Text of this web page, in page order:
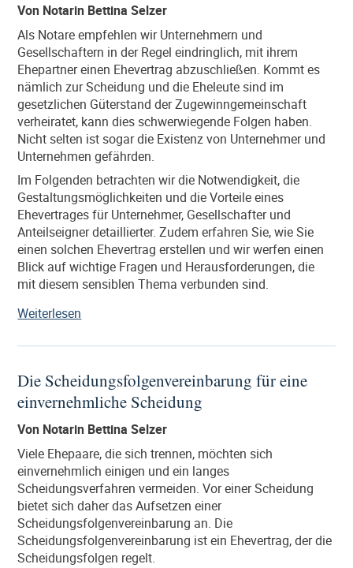
Reiff
Notare:
mehr
Raum
für
Ihre
Anliegen“
Von Notarin Bettina Selzer
Als Notare empfehlen wir Unternehmern und
Gesellschaftern in der Regel eindringlich, mit ihrem
Ehepartner einen Ehevertrag abzuschließen. Kommt es
nämlich zur Scheidung und die Eheleute sind im
gesetzlichen Güterstand der Zugewinngemeinschaft
verheiratet, kann dies schwerwiegende Folgen haben.
Nicht selten ist sogar die Existenz von Unternehmer und
Unternehmen gefährden.
Im Folgenden betrachten wir die Notwendigkeit, die
Gestaltungsmöglichkeiten und die Vorteile eines
Ehevertrages für Unternehmer, Gesellschafter und
Anteilseigner detaillierter. Zudem erfahren Sie, wie Sie
einen solchen Ehevertrag erstellen und wir werfen einen
Blick auf wichtige Fragen und Herausforderungen, die
mit diesem sensiblen Thema verbunden sind.
Weiterlesen
für
und
Gesellschafter“
Die Scheidungsfolgenvereinbarung für eine
einvernehmliche Scheidung
Von Notarin Bettina Selzer
Viele Ehepaare, die sich trennen, möchten sich
einvernehmlich einigen und ein langes
Scheidungsverfahren vermeiden. Vor einer Scheidung
bietet sich daher das Aufsetzen einer
Scheidungsfolgenvereinbarung an. Die
Scheidungsfolgenvereinbarung ist ein Ehevertrag, der die
Scheidungsfolgen regelt.